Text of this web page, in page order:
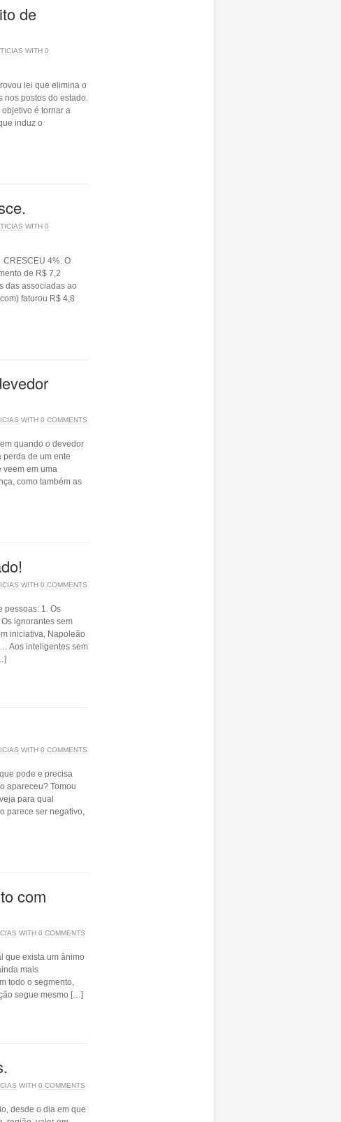
de
WITH 0
lei que elimina o
nos postos do estado.
é tornar a
induz o
WITH 0
CRESCEU 4%. O
de R$ 7,2
das associadas ao
faturou R$ 4,8
WITH 0 COMMENTS
quando o devedor
perda de um ente
veem em uma
como também as
WITH 0 COMMENTS
pessoas: 1. Os
ignorantes sem
iniciativa, Napoleão
Aos inteligentes sem
WITH 0 COMMENTS
pode e precisa
apareceu? Tomou
para qual
parece ser negativo,
com
WITH 0 COMMENTS
que exista um ânimo
mais
todo o segmento,
segue mesmo […]
WITH 0 COMMENTS
desde o dia em que